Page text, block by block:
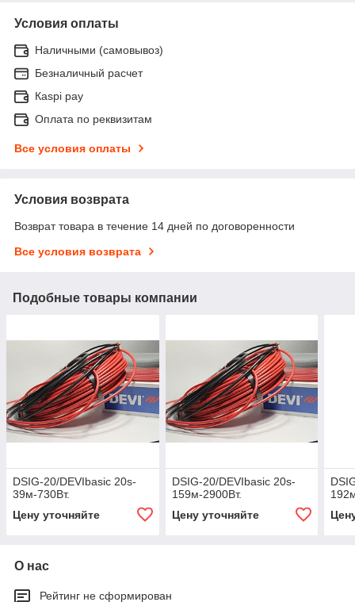
Условия оплаты
Наличными (самовывоз)
Безналичный расчет
Каspi pay
Оплата по реквизитам
Все условия оплаты
Условия возврата
Возврат товара в течение 14 дней по договоренности
Все условия возврата
Подобные товары компании
DSIG-20/DEVIbasic 20s-
39м-730Вт.
Цену уточняйте
DSIG-20/DEVIbasic 20s-
159м-2900Вт.
Цену уточняйте
О нас
Рейтинг не сформирован